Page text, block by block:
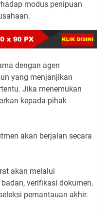
modus penipuan
dengan agen
yang menjanjikan
Jika menemukan
kepada pihak
akan berjalan secara
akan melalui
verifikasi dokumen,
pemantauan akhir.